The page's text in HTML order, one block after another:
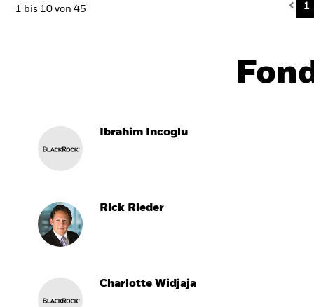
1 bis 10 von 45 1
Ibrahim Incoglu
Rick Rieder
Charlotte Widjaja